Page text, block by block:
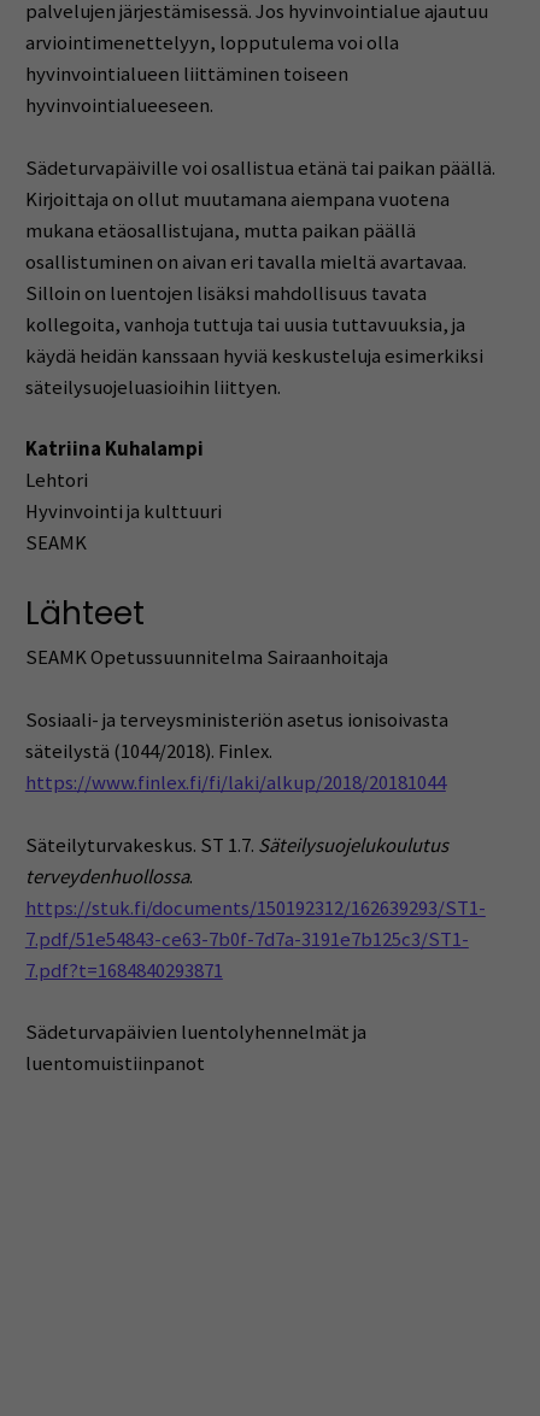
palvelujen järjestämisessä. Jos hyvinvointialue ajautuu
arviointimenettelyyn, lopputulema voi olla
hyvinvointialueen liittäminen toiseen
hyvinvointialueeseen.
Sädeturvapäiville voi osallistua etänä tai paikan päällä.
Kirjoittaja on ollut muutamana aiempana vuotena
mukana etäosallistujana, mutta paikan päällä
osallistuminen on aivan eri tavalla mieltä avartavaa.
Silloin on luentojen lisäksi mahdollisuus tavata
kollegoita, vanhoja tuttuja tai uusia tuttavuuksia, ja
käydä heidän kanssaan hyviä keskusteluja esimerkiksi
säteilysuojeluasioihin liittyen.
Katriina Kuhalampi
Lehtori
Hyvinvointi ja kulttuuri
SEAMK
Lähteet
SEAMK Opetussuunnitelma Sairaanhoitaja
Sosiaali- ja terveysministeriön asetus ionisoivasta
säteilystä (1044/2018). Finlex.
https://www.finlex.fi/fi/laki/alkup/2018/20181044
Säteilyturvakeskus. ST 1.7. Säteilysuojelukoulutus
terveydenhuollossa.
https://stuk.fi/documents/150192312/162639293/ST1-
7.pdf/51e54843-ce63-7b0f-7d7a-3191e7b125c3/ST1-
7.pdf?t=1684840293871
Sädeturvapäivien luentolyhennelmät ja
luentomuistiinpanot